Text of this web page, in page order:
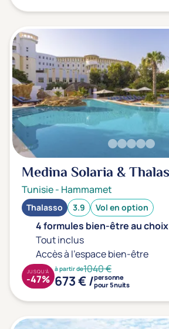
Medina Solaria &
Tunisie- Hammamet
Thalasso 3.9 Vol en option
4 formules bien-être au choix
Tout inclus
Accès à l'espace bien-être
à partir de1040 €
673 € /personne
pour 5 nuits
JUSQU'À
-47%